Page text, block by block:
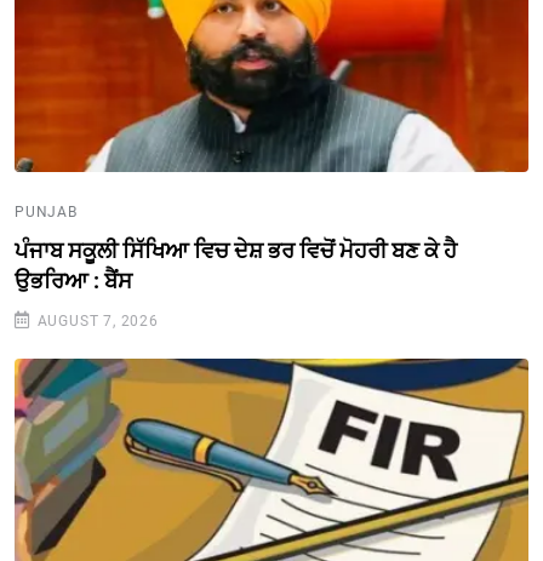
PUNJAB
ਪੰਜਾਬ ਸਕੂਲੀ ਸਿੱਖਿਆ ਵਿਚ ਦੇਸ਼ ਭਰ ਵਿਚੋਂ ਮੋਹਰੀ ਬਣ ਕੇ ਹੈ
ਉਭਰਿਆ : ਬੈਂਸ
AUGUST 7, 2026